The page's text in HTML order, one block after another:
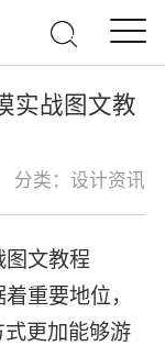
实战图文教
分类：设计资讯
图文教程
重要地位，
更加能够游